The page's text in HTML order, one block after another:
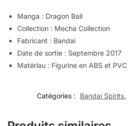
Manga : Dragon Ball
Collection : Mecha Collection
Fabricant : Bandai
Date de sortie : Septembre 2017
Matériau : Figurine en ABS et PVC
Catégories : Bandai Spirits,